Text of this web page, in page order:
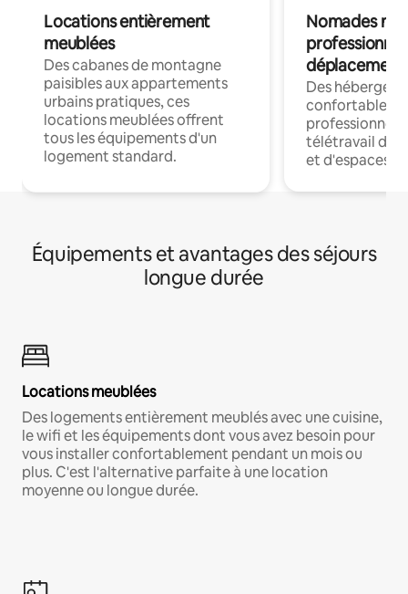
Locations entièrement
meublées
Des cabanes de montagne
paisibles aux appartements
urbains pratiques, ces
locations meublées offrent
tous les équipements d'un
logement standard.
Nomades
déplacement
Des
confortables
professionnels
télétravail
et d'espaces
Équipements et avantages des séjours
longue durée
Locations meublées
Des logements entièrement meublés avec une cuisine,
le wifi et les équipements dont vous avez besoin pour
vous installer confortablement pendant un mois ou
plus. C'est l'alternative parfaite à une location
moyenne ou longue durée.